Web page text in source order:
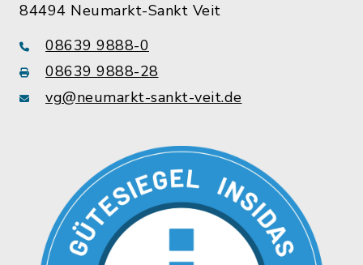
84494 Neumarkt-Sankt Veit
08639 9888-0
08639 9888-28
vg@neumarkt-sankt-veit.de